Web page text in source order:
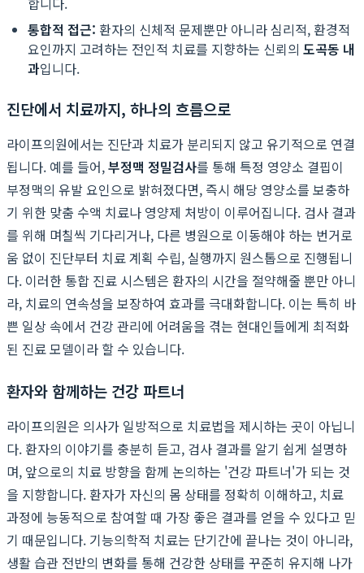
통합적 접근: 환자의 신체적 문제뿐만 아니라 심리적, 환경적
요인까지 고려하는 전인적 치료를 지향하는 신뢰의 도곡동 내
과입니다.
진단에서 치료까지, 하나의 흐름으로
라이프의원에서는 진단과 치료가 분리되지 않고 유기적으로 연결
됩니다. 예를 들어,부정맥 정밀검사를 통해 특정 영양소 결핍이
부정맥의 유발 요인으로 밝혀졌다면, 즉시 해당 영양소를 보충하
기 위한 맞춤 수액 치료나 영양제 처방이 이루어집니다. 검사 결과
를 위해 며칠씩 기다리거나, 다른 병원으로 이동해야 하는 번거로
움 없이 진단부터 치료 계획 수립, 실행까지 원스톱으로 진행됩니
다. 이러한 통합 진료 시스템은 환자의 시간을 절약해줄 뿐만 아니
라, 치료의 연속성을 보장하여 효과를 극대화합니다. 이는 특히 바
쁜 일상 속에서 건강 관리에 어려움을 겪는 현대인들에게 최적화
된 진료 모델이라 할 수 있습니다.
환자와 함께하는 건강 파트너
라이프의원은 의사가 일방적으로 치료법을 제시하는 곳이 아닙니
다. 환자의 이야기를 충분히 듣고, 검사 결과를 알기 쉽게 설명하
며, 앞으로의 치료 방향을 함께 논의하는 '건강 파트너'가 되는 것
을 지향합니다. 환자가 자신의 몸 상태를 정확히 이해하고, 치료
과정에 능동적으로 참여할 때 가장 좋은 결과를 얻을 수 있다고 믿
기 때문입니다. 기능의학적 치료는 단기간에 끝나는 것이 아니라,
생활 습관 전반의 변화를 통해 건강한 상태를 꾸준히 유지해 나가